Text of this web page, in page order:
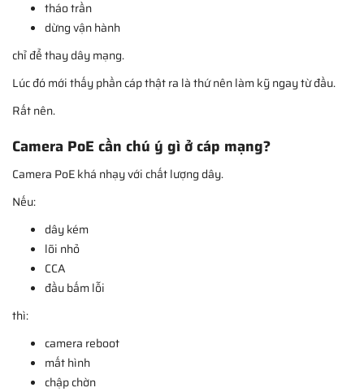
tháo trần
dừng vận hành
chỉ để thay dây mạng.
Lúc đó mới thấy phần cáp thật ra là thứ nên làm kỹ ngay từ đầu.
Rất nên.
Camera PoE cần chú ý gì ở cáp mạng?
Camera PoE khá nhạy với chất lượng dây.
Nếu:
dây kém
lõi nhỏ
CCA
đầu bấm lỗi
thì:
camera reboot
mất hình
chập chờn